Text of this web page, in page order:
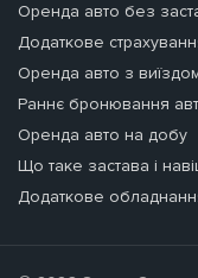
Оренда авто без
Додаткове
Оренда авто з
Раннє бронювання
Оренда авто на добу
Що таке застава і
Додаткове